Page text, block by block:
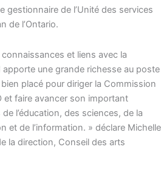
gestionnaire de l’Unité des services
de l’Ontario.
et liens avec la
une grande richesse au poste
placé pour diriger la Commission
et faire avancer son important
l’éducation, des sciences, de la
et de l’information. » déclare Michelle
la direction, Conseil des arts